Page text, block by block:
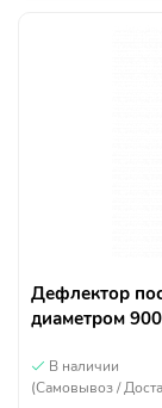
Дефлектор
диаметром
В наличии
(Самовывоз /